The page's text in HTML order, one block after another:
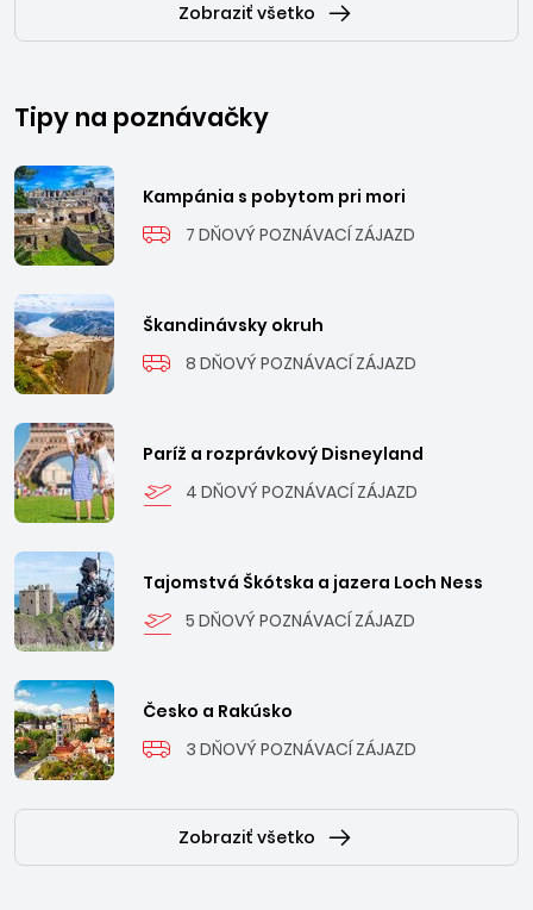
Zobraziť všetko
Tipy na poznávačky
Kampánia s pobytom pri mori
7 DŇOVÝ POZNÁVACÍ ZÁJAZD
Škandinávsky okruh
8 DŇOVÝ POZNÁVACÍ ZÁJAZD
Paríž a rozprávkový Disneyland
4 DŇOVÝ POZNÁVACÍ ZÁJAZD
Tajomstvá Škótska a jazera Loch Ness
5 DŇOVÝ POZNÁVACÍ ZÁJAZD
Česko a Rakúsko
3 DŇOVÝ POZNÁVACÍ ZÁJAZD
Zobraziť všetko